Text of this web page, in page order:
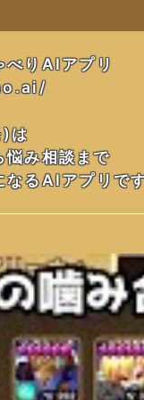
べりAIアプリ
は
悩み相談まで
なるAIアプリで